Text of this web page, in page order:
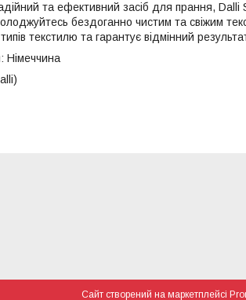
та ефективний засіб для прання,
бездоганно чистим та свіжим
текстилю та гарантує відмінний
Німеччина
Сайт створений на маркетплейсі